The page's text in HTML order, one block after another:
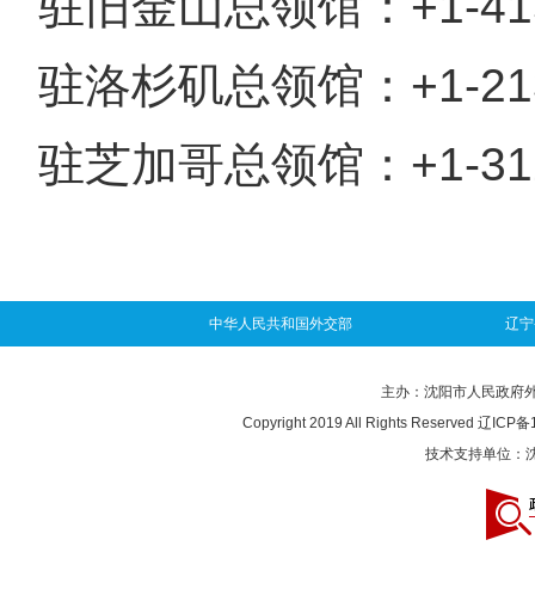
驻洛杉矶总领馆：+1-
驻芝加哥总领馆：+1-
中华人民共和国外交部 辽
主办：沈阳市人民政府
Copyright 2019 All Rights Reserved 辽ICP备
技术支持单位：